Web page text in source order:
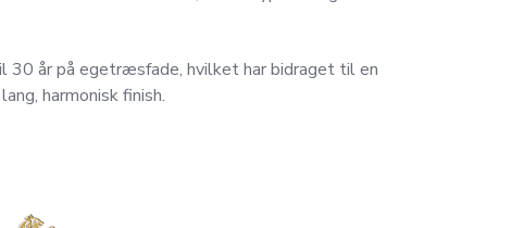
30 år på egetræsfade, hvilket har bidraget til en
harmonisk finish.